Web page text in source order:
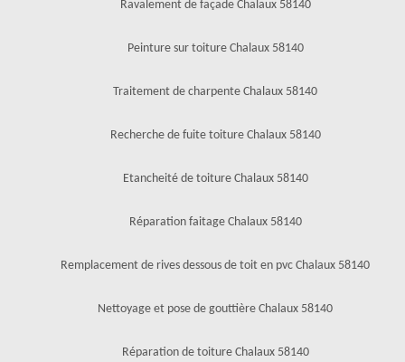
Ravalement de façade Chalaux 58140
Peinture sur toiture Chalaux 58140
Traitement de charpente Chalaux 58140
Recherche de fuite toiture Chalaux 58140
Etancheité de toiture Chalaux 58140
Réparation faitage Chalaux 58140
Remplacement de rives dessous de toit en pvc Chalaux 58140
Nettoyage et pose de gouttière Chalaux 58140
Réparation de toiture Chalaux 58140